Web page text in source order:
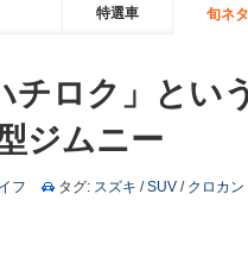
特選車 旬ネタ
チロク」とい
ジムニー
フ タグ: スズキ /SUV / クロカン